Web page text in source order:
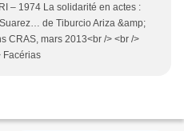
– 1974 La solidarité en actes :
de Tiburcio Ariza &amp;
CRAS, mars 2013<br /> <br />
Facérias